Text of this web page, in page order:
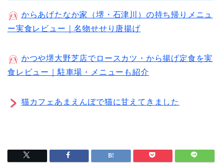
からあげたなか家（堺・石津川）の持ち帰りメニュ
ー実食レビュー｜名物せせり唐揚げ
かつや堺大野芝店でロースカツ・から揚げ定食を実
食レビュー｜駐車場・メニューも紹介
猫カフェあまえんぼで猫に甘えてきました